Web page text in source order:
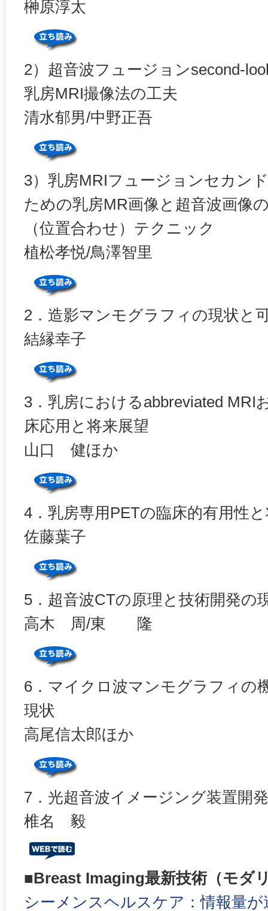
榊原淳太
2）超音波フュージョンsecond-
乳房MRI撮像法の工夫
清水郁男/中野正吾
3）乳房MRIフュージョンセカン
ための乳房MR画像と超音波画像
（位置合わせ）テクニック
植松孝悦/鳥澤智里
2．造影マンモグラフィの現状と
結縁幸子
3．乳房におけるabbreviated MRI
床応用と将来展望
山口 健ほか
4．乳房専用PETの臨床的有用性
佐藤葉子
5．超音波CTの原理と技術開発の
高木 周/東 隆
6．マイクロ波マンモグラフィの
現状
高尾信太郎ほか
7．光超音波イメージング装置開
椎名 毅
■Breast Imaging最新技術（モダ
シーメンスヘルスケア：情報量